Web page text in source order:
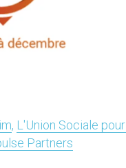
, L'Union Sociale pour
Partners